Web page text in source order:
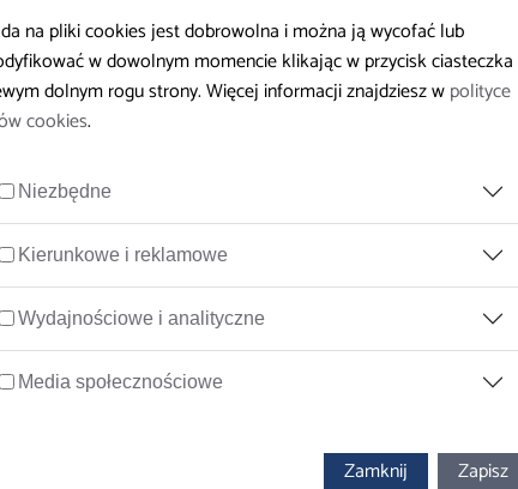
do wystawienie L4. Prostujemy doniesienia medialne
Dostępność cyfrowa
na pliki cookies jest dobrowolna i można ją wycofać lub
w dowolnym momencie klikając w przycisk ciasteczka
dolnym rogu strony. Więcej informacji znajdziesz wpolityce
cookies.
Niezbędne
Kierunkowe i reklamowe
Wydajnościowe i analityczne
Media społecznościowe
Zamknij Zapisz